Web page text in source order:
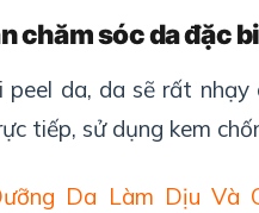
chăm sóc da đặc
peel da, da sẽ rất
tiếp, sử dụng kem
Da Làm Dịu Và